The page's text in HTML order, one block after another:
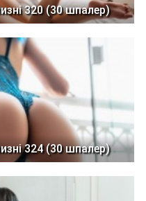
320 (30 шпалер)
324 (30 шпалер)